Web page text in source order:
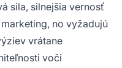
sila, silnejšia vernosť
no vyžadujú
vrátane
voči